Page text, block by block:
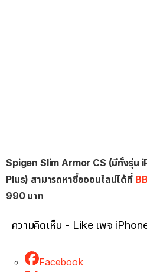
Spigen Slim Armor CS (มีทั้งรุ่น
Plus) สามารถหาซื้อออนไลน์ได้ที่
990 บาท
ความคิดเห็น - Like เพจ
Facebook